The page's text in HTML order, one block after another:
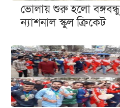
ভোলায় শুরু হলো বঙ্গবন্ধু
ন্যাশনাল স্কুল ক্রিকেট